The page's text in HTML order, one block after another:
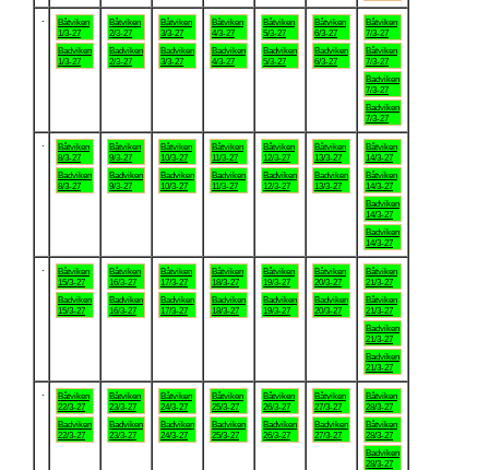
Båtviken
1/3-27
Badviken
1/3-27
Båtviken
2/3-27
Badviken
2/3-27
Båtviken
3/3-27
Badviken
3/3-27
Båtviken
4/3-27
Badviken
4/3-27
Båtviken
5/3-27
Badviken
5/3-27
Båtviken
6/3-27
Badviken
6/3-27
Båtviken
7/3-27
Båtviken
7/3-27
Badviken
7/3-27
Badviken
7/3-27
Båtviken
8/3-27
Badviken
8/3-27
Båtviken
9/3-27
Badviken
9/3-27
Båtviken
10/3-27
Badviken
10/3-27
Båtviken
11/3-27
Badviken
11/3-27
Båtviken
12/3-27
Badviken
12/3-27
Båtviken
13/3-27
Badviken
13/3-27
Båtviken
14/3-27
Båtviken
14/3-27
Badviken
14/3-27
Badviken
14/3-27
Båtviken
15/3-27
Badviken
15/3-27
Båtviken
16/3-27
Badviken
16/3-27
Båtviken
17/3-27
Badviken
17/3-27
Båtviken
18/3-27
Badviken
18/3-27
Båtviken
19/3-27
Badviken
19/3-27
Båtviken
20/3-27
Badviken
20/3-27
Båtviken
21/3-27
Båtviken
21/3-27
Badviken
21/3-27
Badviken
21/3-27
Båtviken
22/3-27
Badviken
22/3-27
Båtviken
23/3-27
Badviken
23/3-27
Båtviken
24/3-27
Badviken
24/3-27
Båtviken
25/3-27
Badviken
25/3-27
Båtviken
26/3-27
Badviken
26/3-27
Båtviken
27/3-27
Badviken
27/3-27
Båtviken
28/3-27
Båtviken
28/3-27
Badviken
28/3-27